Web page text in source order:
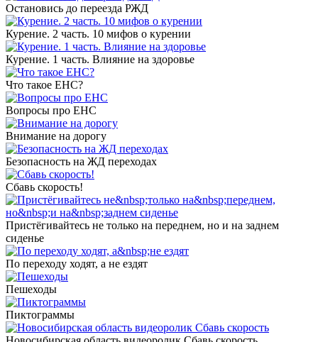
Остановись до переезда РЖД
Курение. 2 часть. 10 мифов о курении
Курение. 1 часть. Влияние на здоровье
Что такое ЕНС?
Вопросы про ЕНС
Внимание на дорогу
Безопасность на ЖД переходах
Сбавь скорость!
Пристёгивайтесь не только на переднем, но и на заднем
сиденье
По переходу ходят, а не ездят
Пешеходы
Пиктограммы